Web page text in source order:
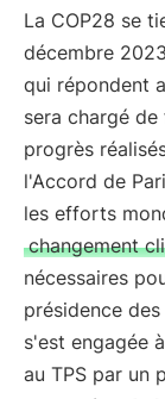
La COP28 se
décembre
qui répondent
sera chargé
progrès
l'Accord de
les efforts
changement
nécessaires
présidence des
s'est engagée
au TPS par un